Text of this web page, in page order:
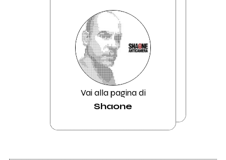
Vai alla pagina di
Shaone